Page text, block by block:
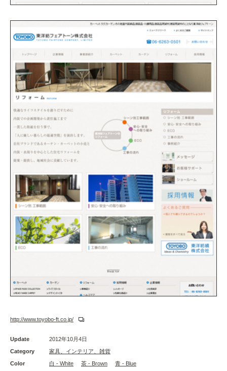
http://www.toyobo-ft.co.jp/
Update
2012年10月4日
Category
家具、インテリア、雑貨
Color
白 - White 茶 - Brown 青 - Blue